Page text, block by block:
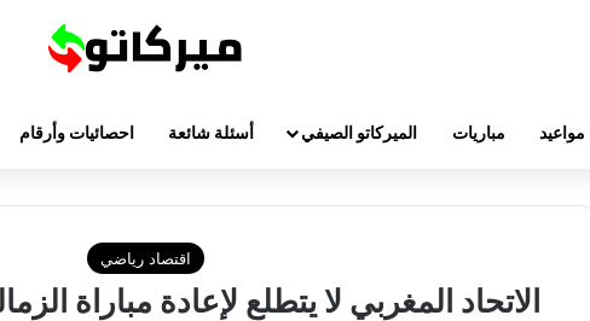
مواعيد مباريات الميركاتو الصيفي أسئلة شائعة احصائيات وأرقام
اقتصاد رياضي
الاتحاد المغربي لا يتطلع لإعادة مباراة